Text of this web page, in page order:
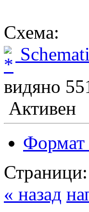
Схема:
видяно
Активен
Формат
« назад